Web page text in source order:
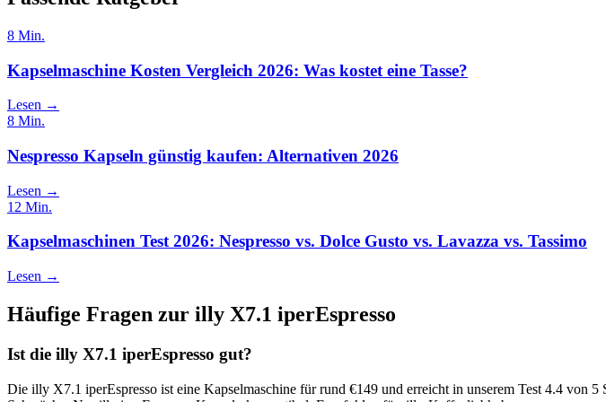
8 Min.
Kapselmaschine Kosten Vergleich 2026: Was kostet eine Tasse?
Lesen →
8 Min.
Nespresso Kapseln günstig kaufen: Alternativen 2026
Lesen →
12 Min.
Kapselmaschinen Test 2026: Nespresso vs. Dolce Gusto vs. Lavazza vs. Tassimo
Lesen →
Häufige Fragen zur illy X7.1 iperEspresso
Ist die illy X7.1 iperEspresso gut?
Die illy X7.1 iperEspresso ist eine Kapselmaschine für rund €149 und erreicht in unserem Test 4.4 von